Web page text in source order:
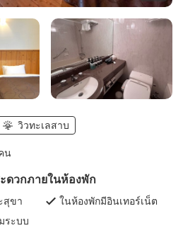
วิวทะเลสาบ
น
ดวกภายในห้องพัก
สุขา
ในห้องพักมีอินเทอร์เน็ต
ระบบ